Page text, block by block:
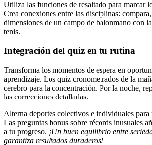
Utiliza las funciones de resaltado para marcar
Crea conexiones entre las disciplinas:
dimensiones de un campo de balonmano con
tenis.
Integración del quiz en tu rutina
Transforma los momentos de espera en
aprendizaje. Los quiz cronometrados de la
cerebro para la concentración. Por la noche,
las correcciones detalladas.
Alterna deportes colectivos e individuales para
Las preguntas bonus sobre récords inusuales
a tu progreso. ¡Un buen equilibrio entre
garantiza resultados duraderos!